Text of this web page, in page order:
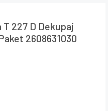
227 D Dekupaj
2608631030